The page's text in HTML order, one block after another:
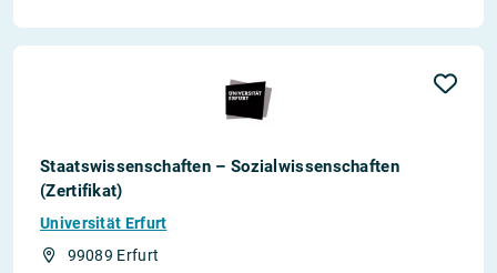
Staatswissenschaften – Sozialwissenschaften
(Zertifikat)
Universität Erfurt
99089 Erfurt